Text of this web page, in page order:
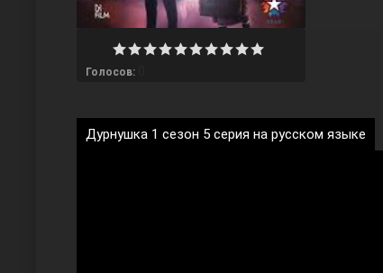
Голосов:
Дурнушка 1 сезон 5 серия на русском языке